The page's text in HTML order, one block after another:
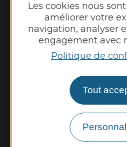
Les cookies nous
améliorer votre
navigation, analyser
engagement avec
Politique de
Tout
Vendredi : 9h - 12h et
Nous contacter
Vie municipale